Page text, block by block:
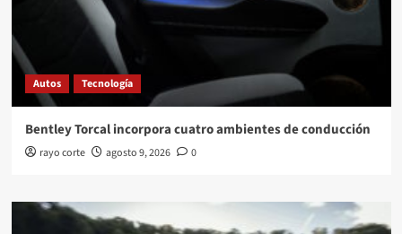
Autos Tecnología
Bentley Torcal incorpora cuatro ambientes de conducción
rayo corte agosto 9, 2026 0